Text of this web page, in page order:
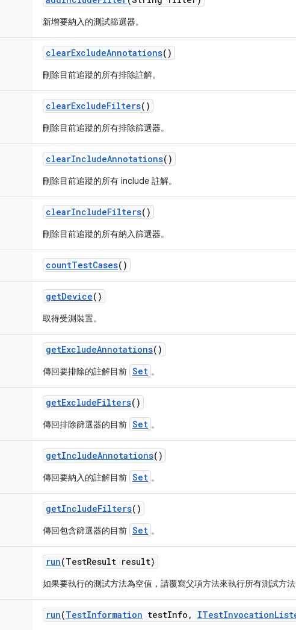
新增要納入的測試篩選器。
clearExcludeAnnotations()
刪除目前追蹤的所有排除註解。
clearExcludeFilters()
刪除目前追蹤的所有排除篩選器。
clearIncludeAnnotations()
刪除目前追蹤的所有 include 註解。
clearIncludeFilters()
刪除目前追蹤的所有納入篩選器。
countTestCases()
getDevice()
取得受測裝置。
getExcludeAnnotations()
傳回要排除的註解目前 Set 。
getExcludeFilters()
傳回排除篩選器的目前 Set 。
getIncludeAnnotations()
傳回要納入的註解目前 Set 。
getIncludeFilters()
傳回包含篩選器的目前 Set 。
run(TestResult result)
如果要執行的測試方法為空值，請覆寫父項方法來執行所有測試方
run(TestInformation testInfo , ITestInvocation